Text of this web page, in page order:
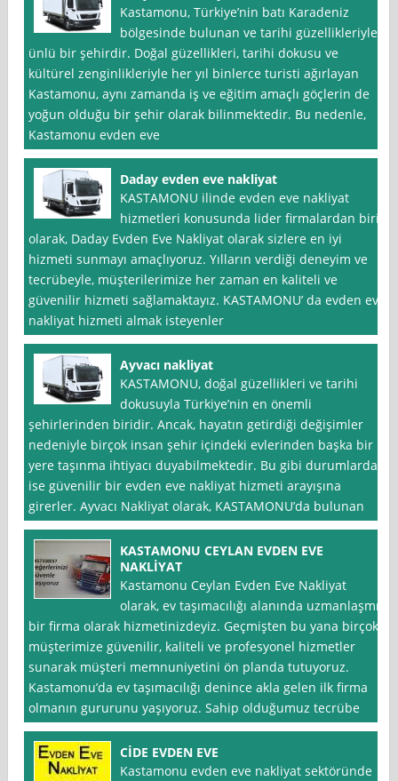
Kastamonu, Türkiye’nin batı Karadeniz
bölgesinde bulunan ve tarihi güzellikleriyle
ünlü bir şehirdir. Doğal güzellikleri, tarihi dokusu ve
kültürel zenginlikleriyle her yıl binlerce turisti ağırlayan
Kastamonu, aynı zamanda iş ve eğitim amaçlı göçlerin de
yoğun olduğu bir şehir olarak bilinmektedir. Bu nedenle,
Kastamonu evden eve
Daday evden eve nakliyat
KASTAMONU ilinde evden eve nakliyat
hizmetleri konusunda lider firmalardan biri
olarak, Daday Evden Eve Nakliyat olarak sizlere en iyi
hizmeti sunmayı amaçlıyoruz. Yılların verdiği deneyim ve
tecrübeyle, müşterilerimize her zaman en kaliteli ve
güvenilir hizmeti sağlamaktayız. KASTAMONU’ da evden eve
nakliyat hizmeti almak isteyenler
Ayvacı nakliyat
KASTAMONU, doğal güzellikleri ve tarihi
dokusuyla Türkiye’nin en önemli
şehirlerinden biridir. Ancak, hayatın getirdiği değişimler
nedeniyle birçok insan şehir içindeki evlerinden başka bir
yere taşınma ihtiyacı duyabilmektedir. Bu gibi durumlarda
ise güvenilir bir evden eve nakliyat hizmeti arayışına
girerler. Ayvacı Nakliyat olarak, KASTAMONU’da bulunan
KASTAMONU CEYLAN EVDEN EVE
NAKLİYAT
Kastamonu Ceylan Evden Eve Nakliyat
olarak, ev taşımacılığı alanında uzmanlaşmış
bir firma olarak hizmetinizdeyiz. Geçmişten bu yana birçok
müşterimize güvenilir, kaliteli ve profesyonel hizmetler
sunarak müşteri memnuniyetini ön planda tutuyoruz.
Kastamonu’da ev taşımacılığı denince akla gelen ilk firma
olmanın gururunu yaşıyoruz. Sahip olduğumuz tecrübe
CİDE EVDEN EVE
Kastamonu evden eve nakliyat sektöründe